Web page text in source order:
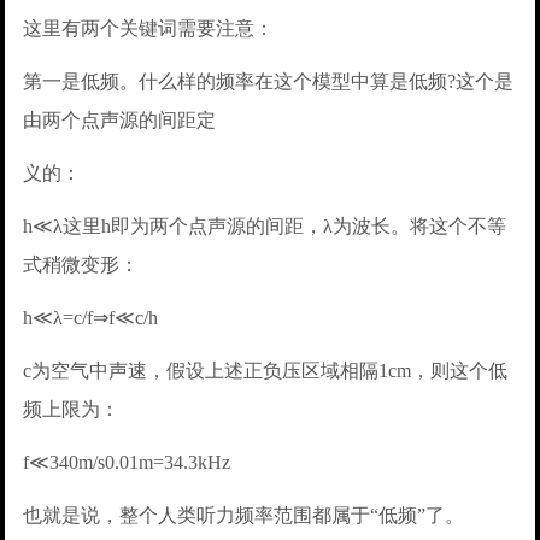
这里有两个关键词需要注意：
第一是低频。什么样的频率在这个模型中算是低频?这个是
由两个点声源的间距定
义的：
h≪λ这里h即为两个点声源的间距，λ为波长。将这个不等
式稍微变形：
h≪λ=c/f⇒f≪c/h
c为空气中声速，假设上述正负压区域相隔1cm，则这个低
频上限为：
f≪340m/s0.01m=34.3kHz
也就是说，整个人类听力频率范围都属于“低频”了。